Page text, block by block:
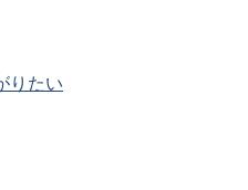
りたい